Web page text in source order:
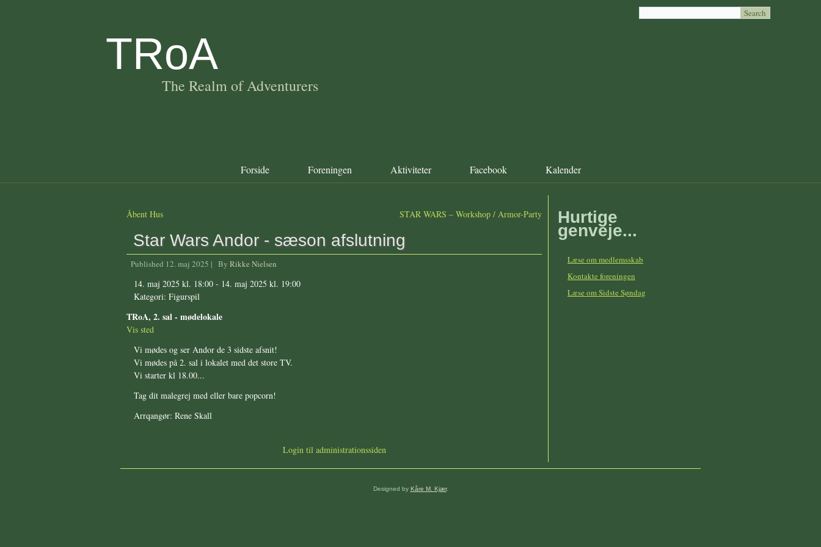
TRoA
The Realm of Adventurers
Forside Foreningen Aktiviteter Facebook Kalender
Åbent Hus STAR WARS – Workshop / Armor-Party
Star Wars Andor - sæson afslutning
Published 12. maj 2025 | By Rikke Nielsen
14. maj 2025 kl. 18:00 - 14. maj 2025 kl. 19:00
Kategori: Figurspil
TRoA, 2. sal - mødelokale
Vis sted
Vi mødes og ser Andor de 3 sidste afsnit!
Vi mødes på 2. sal i lokalet med det store TV.
Vi starter kl 18.00...
Tag dit malegrej med eller bare popcorn!
Arrqangør: Rene Skall
Login til administrationssiden
Hurtige
genveje...
Læse om medlemsskab
Kontakte foreningen
Læse om Sidste Søndag
Designed by Kåre M. Kjær.